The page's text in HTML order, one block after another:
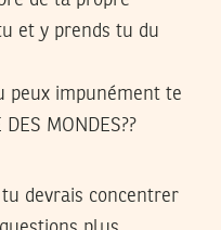
et y prends tu du
peux impunément te
MONDES??
devrais concentrer